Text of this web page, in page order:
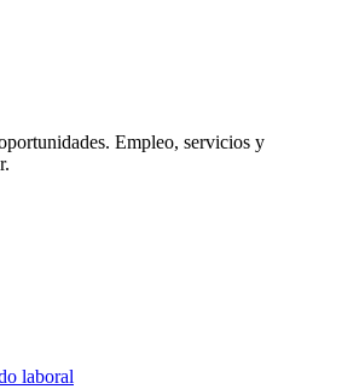
Empleo, servicios y
laboral